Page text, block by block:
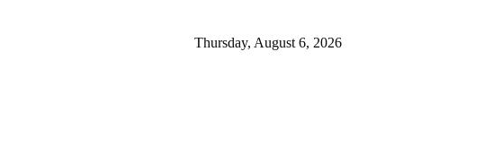
Thursday, August 6, 2026